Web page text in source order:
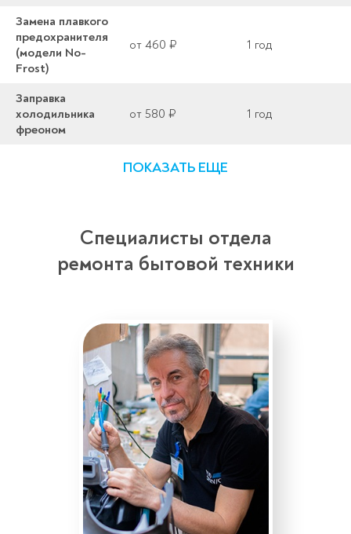
Замена плавкого
предохранителя
(модели No-
Frost)
от 460 ₽ 1 год
Заправка
холодильника
фреоном
от 580 ₽ 1 год
ПОКАЗАТЬ ЕЩЕ
Специалисты отдела
ремонта бытовой техники